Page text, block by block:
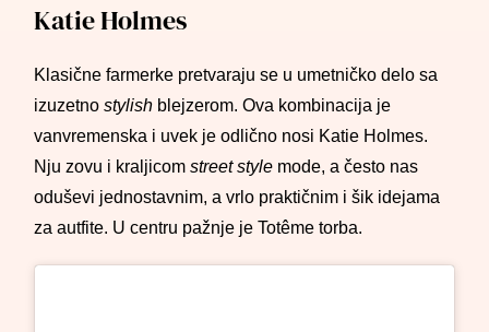
Katie Holmes
Klasične farmerke pretvaraju se u umetničko delo sa
izuzetnostylish blejzerom. Ova kombinacija je
vanvremenska i uvek je odlično nosi Katie Holmes.
Nju zovu i kraljicomstreet style mode, a često nas
oduševi jednostavnim, a vrlo praktičnim i šik idejama
za autfite. U centru pažnje je Totême torba.